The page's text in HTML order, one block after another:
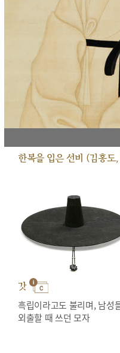
한복을 입은 선비 (김홍도
갓
흑립이라고도 불리며, 남성
외출할 때 쓰던 모자